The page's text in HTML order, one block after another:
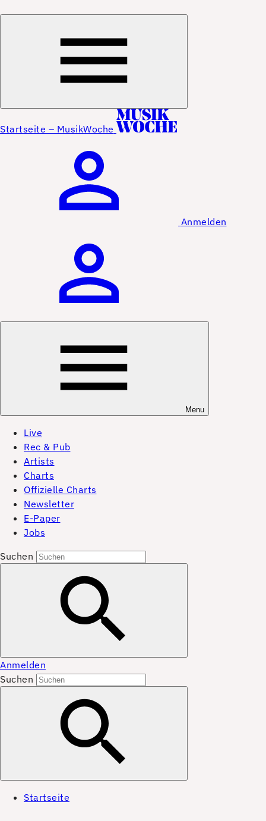
Startseite – MusikWoche
Anmelden
Menu
Live
Rec & Pub
Artists
Charts
Offizielle Charts
Newsletter
E-Paper
Jobs
Suchen
Anmelden
Suchen
Startseite